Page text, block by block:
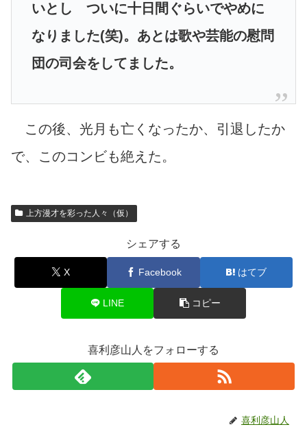
いとし ついに十日間ぐらいでやめに
なりました(笑)。あとは歌や芸能の慰問
団の司会をしてました。
この後、光月も亡くなったか、引退したか
で、このコンビも絶えた。
上方漫才を彩った人々（仮）
シェアする
X Facebook はてブ
LINE コピー
喜利彦山人をフォローする
喜利彦山人